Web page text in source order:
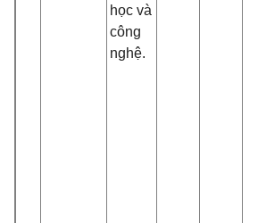
học và
công
nghệ.